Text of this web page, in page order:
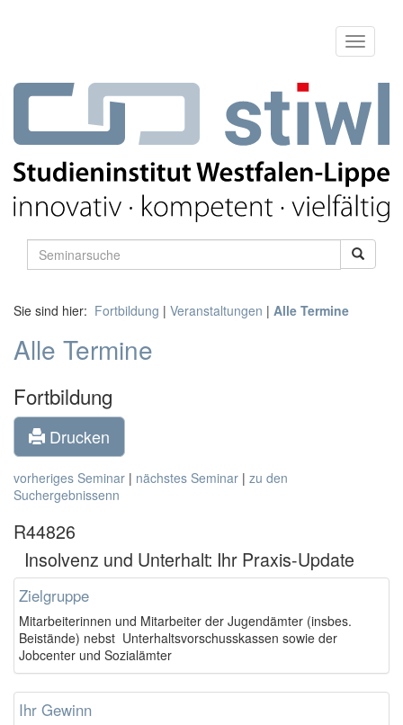
Sie sind hier: Fortbildung | Veranstaltungen | Alle Termine
Alle Termine
Fortbildung
Drucken
vorheriges Seminar | nächstes Seminar | zu den
Suchergebnissenn
R44826
Insolvenz und Unterhalt: Ihr Praxis-Update
Zielgruppe
Mitarbeiterinnen und Mitarbeiter der Jugendämter (insbes.
Beistände) nebst Unterhaltsvorschusskassen sowie der
Jobcenter und Sozialämter
Ihr Gewinn